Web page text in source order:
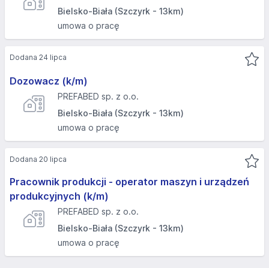
Bielsko-Biała (Szczyrk - 13km)
umowa o pracę
Dozowacz (k/m)
PREFABED sp. z o.o.
Bielsko-Biała (Szczyrk - 13km)
umowa o pracę
Dodana 24 lipca
Pracownik produkcji - operator maszyn i urządzeń
produkcyjnych (k/m)
PREFABED sp. z o.o.
Bielsko-Biała (Szczyrk - 13km)
umowa o pracę
Dodana 20 lipca